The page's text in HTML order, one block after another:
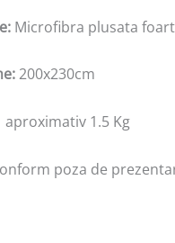
Microfibra plusata
200x230cm
aproximativ 1.5 Kg
poza de